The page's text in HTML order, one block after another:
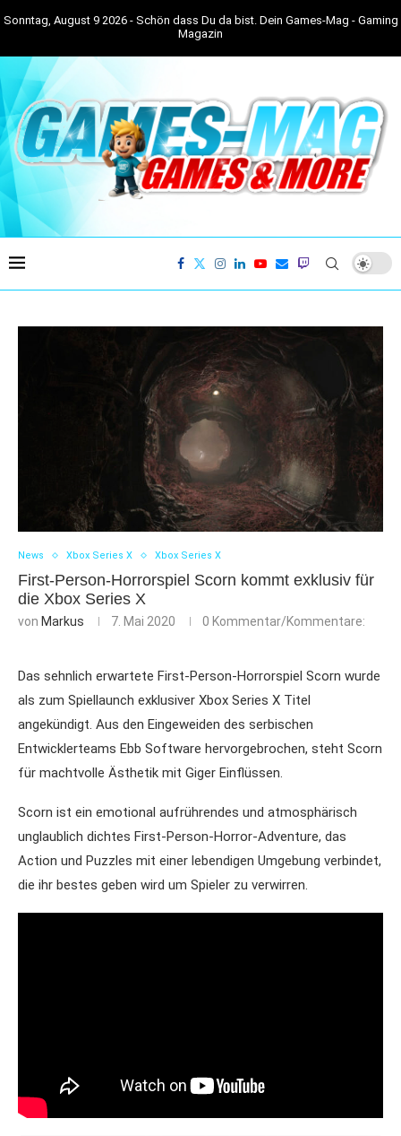
Sonntag, August 9 2026 - Schön dass Du da bist. Dein Games-Mag - Gaming
Magazin
News Xbox Series X Xbox Series X
First-Person-Horrorspiel Scorn kommt exklusiv für
die Xbox Series X
von Markus 7. Mai 2020 0 Kommentar/Kommentare:
Das sehnlich erwartete First-Person-Horrorspiel Scorn wurde
als zum Spiellaunch exklusiver Xbox Series X Titel
angekündigt. Aus den Eingeweiden des serbischen
Entwicklerteams Ebb Software hervorgebrochen, steht Scorn
für machtvolle Ästhetik mit Giger Einflüssen.
Scorn ist ein emotional aufrührendes und atmosphärisch
unglaublich dichtes First-Person-Horror-Adventure, das
Action und Puzzles mit einer lebendigen Umgebung verbindet,
die ihr bestes geben wird um Spieler zu verwirren.